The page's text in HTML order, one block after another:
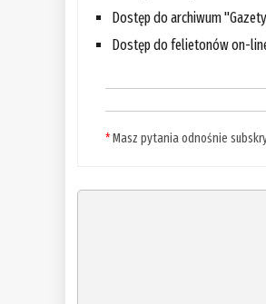
Dostęp do archiwum
Dostęp do felietonów on-
*Masz pytania odnośnie